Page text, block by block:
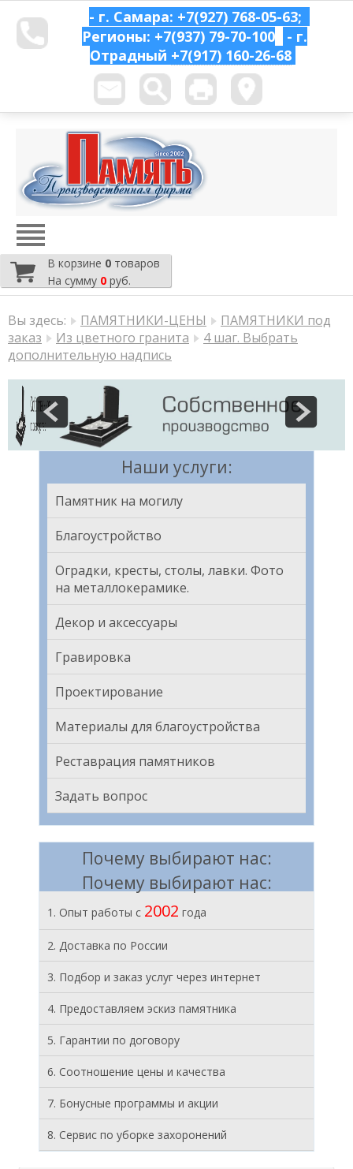
- г. Самара: +7(927) 768-05-63;
Регионы: +7(937) 79-70-100
- г.
Отрадный +7(917) 160-26-68
В корзине 0 товаров
На сумму 0 руб.
Вы здесь: ПАМЯТНИКИ-ЦЕНЫ
ПАМЯТНИКИ под
заказ
Из цветного гранита
4 шаг. Выбрать
дополнительную надпись
Наши услуги:
Памятник на могилу
Благоустройство
Оградки, кресты, столы, лавки. Фото
на металлокерамике.
Декор и аксессуары
Гравировка
Проектирование
Материалы для благоустройства
Реставрация памятников
Задать вопрос
Почему выбирают нас:
Почему выбирают нас:
1. Опыт работы с 2002 года
2. Доставка по России
3. Подбор и заказ услуг через интернет
4. Предоставляем эскиз памятника
5. Гарантии по договору
6. Соотношение цены и качества
7. Бонусные программы и акции
8. Cервис по уборке захоронений